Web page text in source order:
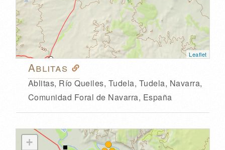
Leaflet
Ablitas
Ablitas, Río Queiles, Tudela, Tudela, Navarra,
Comunidad Foral de Navarra, España
+